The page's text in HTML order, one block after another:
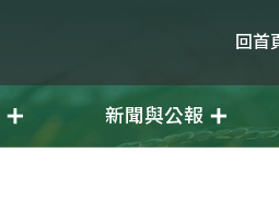
回首
新聞與公報